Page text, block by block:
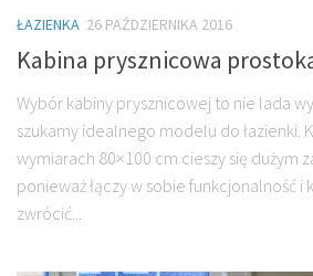
ŁAZIENKA 26 PAŹDZIERNIKA 2016
Kabina prysznicowa
Wybór kabiny prysznicowej to nie lada
szukamy idealnego modelu do łazienki.
wymiarach 80×100 cm cieszy się dużym
ponieważ łączy w sobie funkcjonalność
zwrócić...